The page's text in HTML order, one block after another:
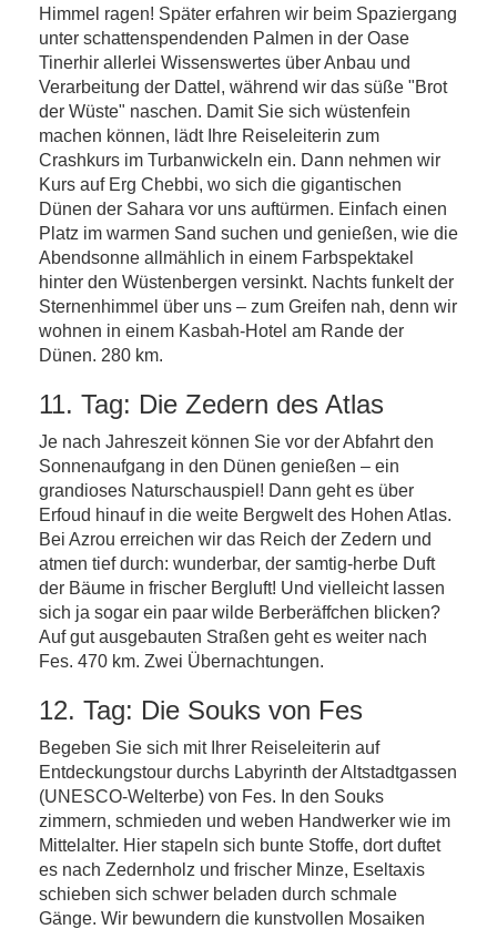
Himmel ragen! Später erfahren wir beim Spaziergang
unter schattenspendenden Palmen in der Oase
Tinerhir allerlei Wissenswertes über Anbau und
Verarbeitung der Dattel, während wir das süße "Brot
der Wüste" naschen. Damit Sie sich wüstenfein
machen können, lädt Ihre Reiseleiterin zum
Crashkurs im Turbanwickeln ein. Dann nehmen wir
Kurs auf Erg Chebbi, wo sich die gigantischen
Dünen der Sahara vor uns auftürmen. Einfach einen
Platz im warmen Sand suchen und genießen, wie die
Abendsonne allmählich in einem Farbspektakel
hinter den Wüstenbergen versinkt. Nachts funkelt der
Sternenhimmel über uns – zum Greifen nah, denn wir
wohnen in einem Kasbah-Hotel am Rande der
Dünen. 280 km.
11. Tag: Die Zedern des Atlas
Je nach Jahreszeit können Sie vor der Abfahrt den
Sonnenaufgang in den Dünen genießen – ein
grandioses Naturschauspiel! Dann geht es über
Erfoud hinauf in die weite Bergwelt des Hohen Atlas.
Bei Azrou erreichen wir das Reich der Zedern und
atmen tief durch: wunderbar, der samtig-herbe Duft
der Bäume in frischer Bergluft! Und vielleicht lassen
sich ja sogar ein paar wilde Berberäffchen blicken?
Auf gut ausgebauten Straßen geht es weiter nach
Fes. 470 km. Zwei Übernachtungen.
12. Tag: Die Souks von Fes
Begeben Sie sich mit Ihrer Reiseleiterin auf
Entdeckungstour durchs Labyrinth der Altstadtgassen
(UNESCO-Welterbe) von Fes. In den Souks
zimmern, schmieden und weben Handwerker wie im
Mittelalter. Hier stapeln sich bunte Stoffe, dort duftet
es nach Zedernholz und frischer Minze, Eseltaxis
schieben sich schwer beladen durch schmale
Gänge. Wir bewundern die kunstvollen Mosaiken